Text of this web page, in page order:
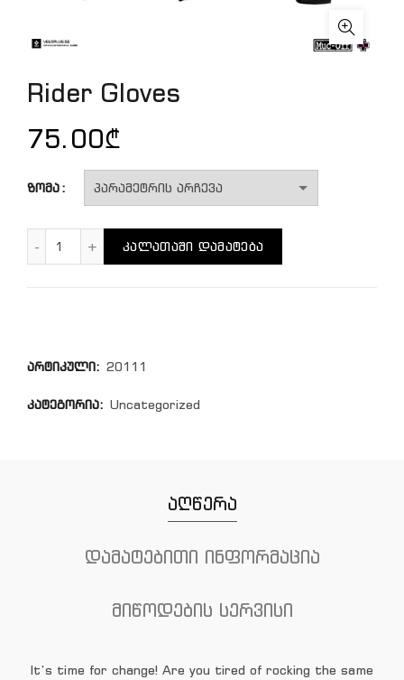
Rider Gloves
75.00₾
ზომა
ᲙᲐᲚᲐᲗᲐᲨᲘ ᲓᲐᲛᲐᲢᲔᲑᲐ
არტიკული: 20111
კატეგორია: Uncategorized
აღწერა
დამატებითი ინფორმაცია
მიწოდების სერვისი
It’s time for change! Are you tired of rocking the same